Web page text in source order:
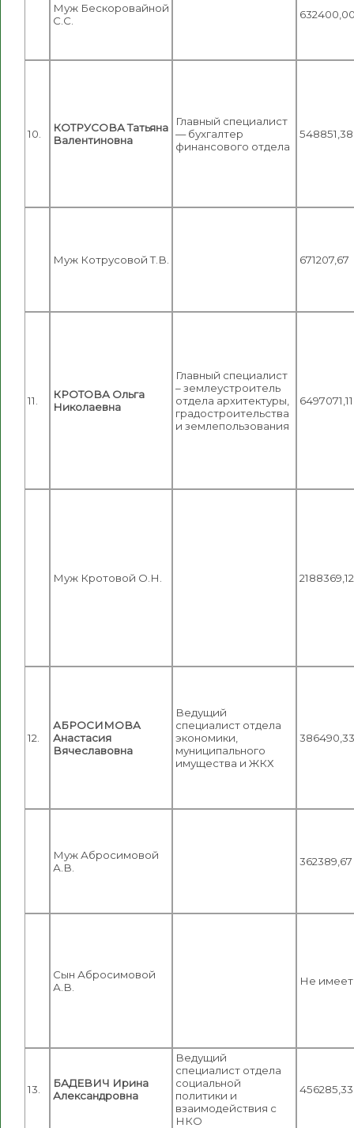
Муж Бескоровайной
С.С.
10.
КОТРУСОВА Татьяна
Валентиновна
Главный специалист
— бухгалтер
финансового отдела
548851,38
Муж Котрусовой Т.В. 671207,67
11.
КРОТОВА Ольга
Николаевна
Главный специалист
– землеустроитель
отдела архитектуры,
градостроительства
и землепользования
6497071,11
Муж Кротовой О.Н. 2188369,12
12.
АБРОСИМОВА
Анастасия
Вячеславовна
Ведущий
специалист отдела
экономики,
муниципального
имущества и ЖКХ
386490,33
Муж Абросимовой
А.В.
362389,67
Сын Абросимовой
А.В.
Не имеет
13.
БАДЕВИЧ Ирина
Александровна
Ведущий
специалист отдела
социальной
политики и
взаимодействия с
НКО
456285,33